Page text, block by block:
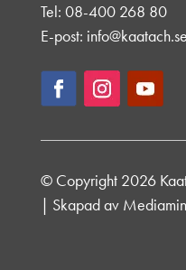
Tel: 08-400 268 80
E-post: info@kaatach.se
© Copyright 2026
| Skapad av